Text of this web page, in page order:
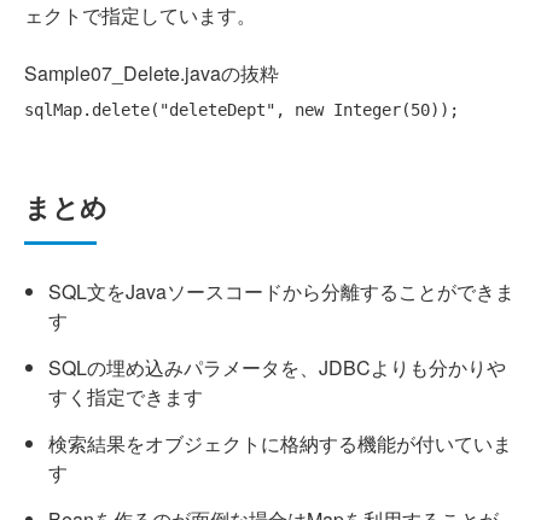
ェクトで指定しています。
Sample07_Delete.javaの抜粋
sqlMap.delete( "deleteDept" , new
まとめ
SQL文をJavaソースコードから分離することができま
す
SQLの埋め込みパラメータを、JDBCよりも分かりや
すく指定できます
検索結果をオブジェクトに格納する機能が付いていま
す